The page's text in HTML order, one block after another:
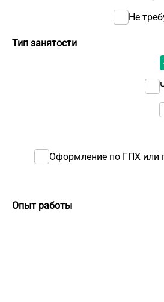
Тип занятости
Оформление по ГПХ или
Не
Опыт работы